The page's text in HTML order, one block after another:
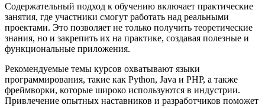
Содержательный подход к обучению включает практические
занятия, где участники смогут работать над реальными
проектами. Это позволяет не только получить теоретические
знания, но и закрепить их на практике, создавая полезные и
функциональные приложения.
Рекомендуемые темы курсов охватывают языки
программирования, такие как Python, Java и PHP, а также
фреймворки, которые широко используются в индустрии.
Привлечение опытных наставников и разработчиков поможет